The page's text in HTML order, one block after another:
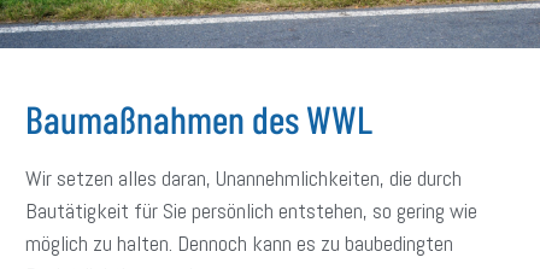
Baumaßnahmen des WWL
Wir setzen alles daran, Unannehmlichkeiten, die durch
Bautätigkeit für Sie persönlich entstehen, so gering wie
möglich zu halten. Dennoch kann es zu baubedingten